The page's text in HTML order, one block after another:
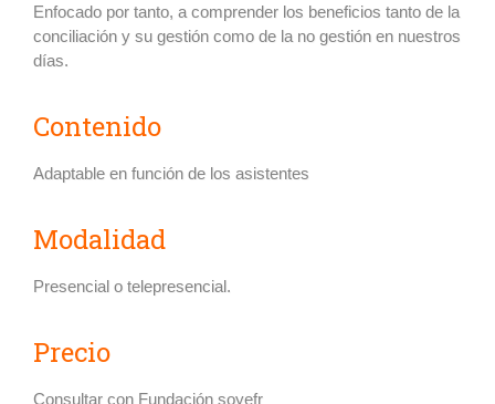
Enfocado por tanto, a comprender los beneficios tanto de la
conciliación y su gestión como de la no gestión en nuestros
días.
Contenido
Adaptable en función de los asistentes
Modalidad
Presencial o telepresencial.
Precio
Consultar con Fundación soyefr